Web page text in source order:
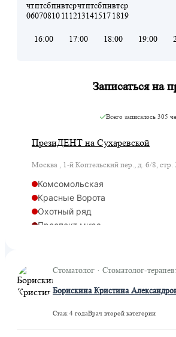
чт
06
пт
07
сб
08
пн
10
вт
11
ср
12
чт
13
пт
14
сб
15
пн
17
вт
18
ср
19
16:00 17:00 18:00 19:00
Записаться на
Всего записалось 305
ПрезиДЕНТ на Сухаревской
Москва , 1-й Коптельский пер., д. 6/8, стр.
Комсомольская
Красные Ворота
Охотный ряд
Проспект мира
Сухаревская
Рижская
Стоматолог · Стоматолог-
Борискина Кристина
Стаж 4 годаВрач второй категории